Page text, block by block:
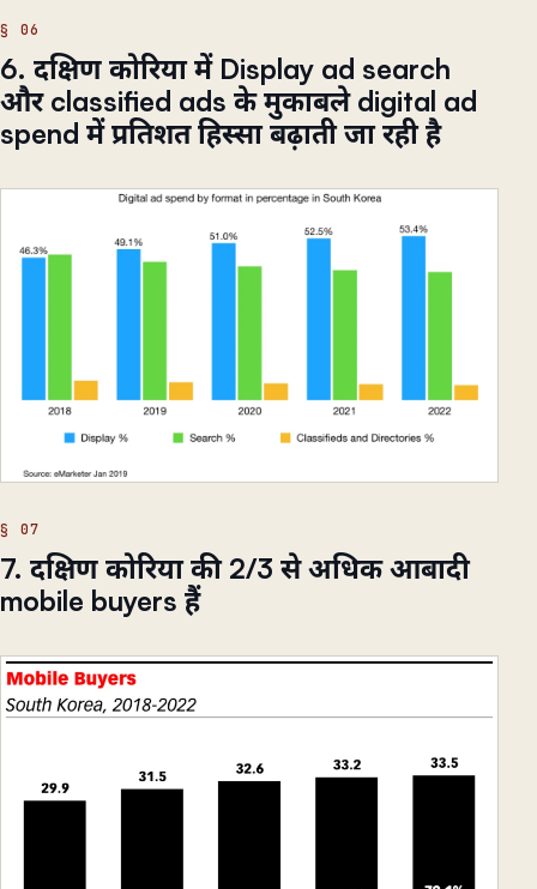
6. दक्षिण कोरिया में Display ad search
और classified ads के मुकाबले digital ad
spend में प्रतिशत हिस्सा बढ़ाती जा रही है
7. दक्षिण कोरिया की 2/3 से अधिक आबादी
mobile buyers हैं